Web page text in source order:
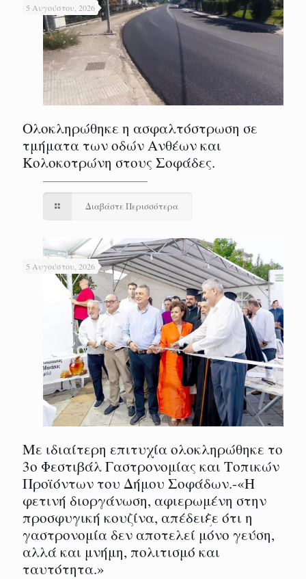
5 Αυγούστου, 2026
Ολοκληρώθηκε η ασφαλτόστρωση σε
τμήματα των οδών Ανθέων και
Κολοκοτρώνη στους Σοφάδες.
Διαβάστε Περισσότερα
5 Αυγούστου, 2026
Με ιδιαίτερη επιτυχία ολοκληρώθηκε το
3ο Φεστιβάλ Γαστρονομίας και Τοπικών
Προϊόντων του Δήμου Σοφάδων.-«Η
φετινή διοργάνωση, αφιερωμένη στην
προσφυγική κουζίνα, απέδειξε ότι η
γαστρονομία δεν αποτελεί μόνο γεύση,
αλλά και μνήμη, πολιτισμό και
ταυτότητα.»